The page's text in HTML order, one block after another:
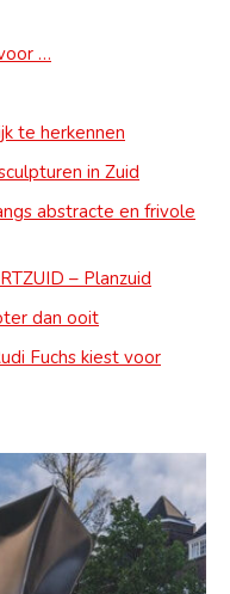
…
te herkennen
in Zuid
abstracte en frivole
– Planzuid
dan ooit
Fuchs kiest voor